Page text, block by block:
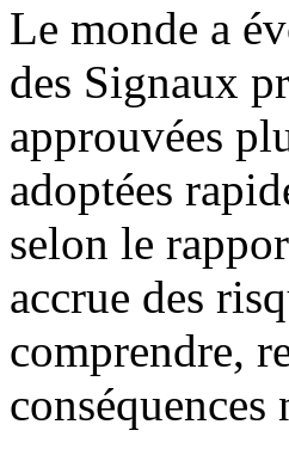
Le monde a
des Signaux
approuvées
adoptées
selon le
accrue des
comprendre,
conséquences